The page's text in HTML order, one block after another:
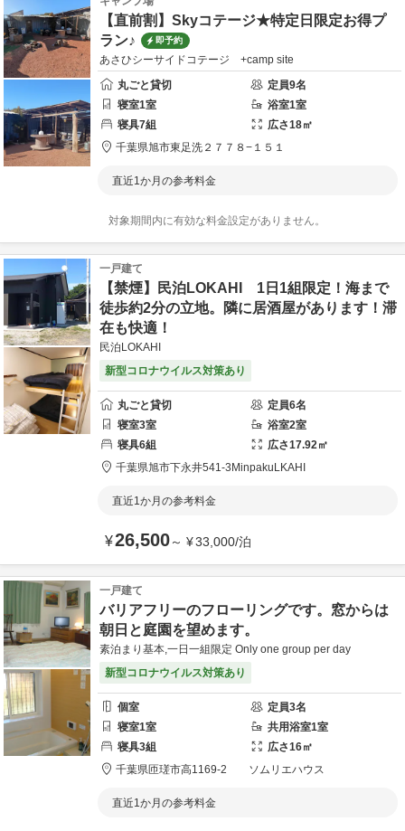
【直前割】Skyコテージ★特定日限定お得プ
ラン♪
即予約
あさひシーサイドコテージ +camp site
丸ごと貸切
定員9名
寝室1室 浴室1室
寝具7組 広さ18㎡
千葉県旭市東足洗２７７８−１５１
直近1か月の参考料金
対象期間内に有効な料金設定がありません。
一戸建て
【禁煙】民泊LOKAHI 1日1組限定！海まで
徒歩約2分の立地。隣に居酒屋があります！滞
在も快適！
民泊LOKAHI
新型コロナウイルス対策あり
丸ごと貸切 定員6名
寝室3室 浴室2室
寝具6組 広さ17.92㎡
千葉県旭市下永井541-3 MinpakuLKAHI
直近1か月の参考料金
¥26,500～ ¥33,000/泊
一戸建て
バリアフリーのフローリングです。窓からは
朝日と庭園を望めます。
素泊まり基本,一日一組限定 Only one group per day
新型コロナウイルス対策あり
個室 定員3名
寝室1室 共用浴室1室
寝具3組 広さ16㎡
千葉県匝瑳市高1169-2 ソムリエハウス
直近1か月の参考料金